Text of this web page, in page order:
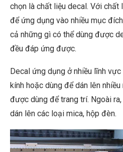
chọn là chất liệu decal. Với chất
để ứng dụng vào nhiều mục
cả những gì có thể dùng được
đều đáp ứng được.
Decal ứng dụng ở nhiều lĩnh
kính hoặc dùng để dán lên
được dùng để trang trí. Ngoài
dán lên các loại mica, hộp đèn.